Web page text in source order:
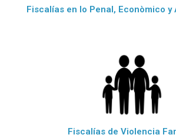
Fiscalías en lo Penal, Econòmico
Fiscalías de Violencia